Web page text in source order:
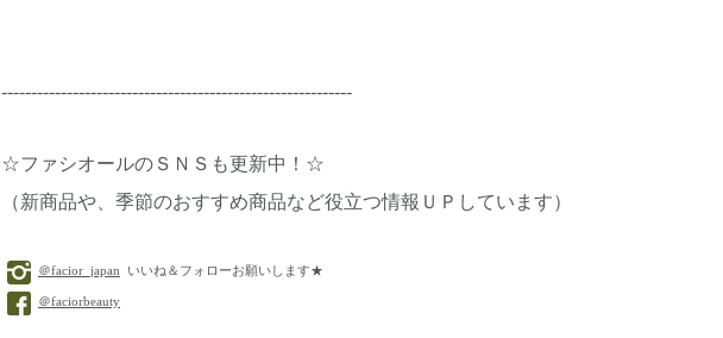
-----------------------------------------------------------
☆ファシオールのＳＮＳも更新中！☆
（新商品や、季節のおすすめ商品など役立つ情報ＵＰしています）
＠facior_japan いいね＆フォローお願いします★
＠faciorbeauty